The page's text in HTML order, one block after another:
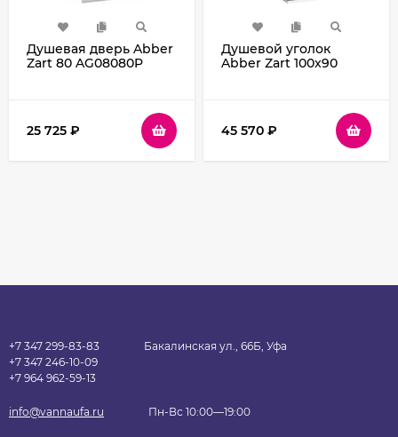
Душевая дверь Abber
Zart 80 AG08080P
25 725 ₽
Душевой уголок
Abber Zart 100x90
45 570 ₽
+7 347 299-83-83
+7 347 246-10-09
+7 964 962-59-13
Бакалинская ул., 66Б, Уфа
info@vannaufa.ru Пн-Вс 10:00—19:00